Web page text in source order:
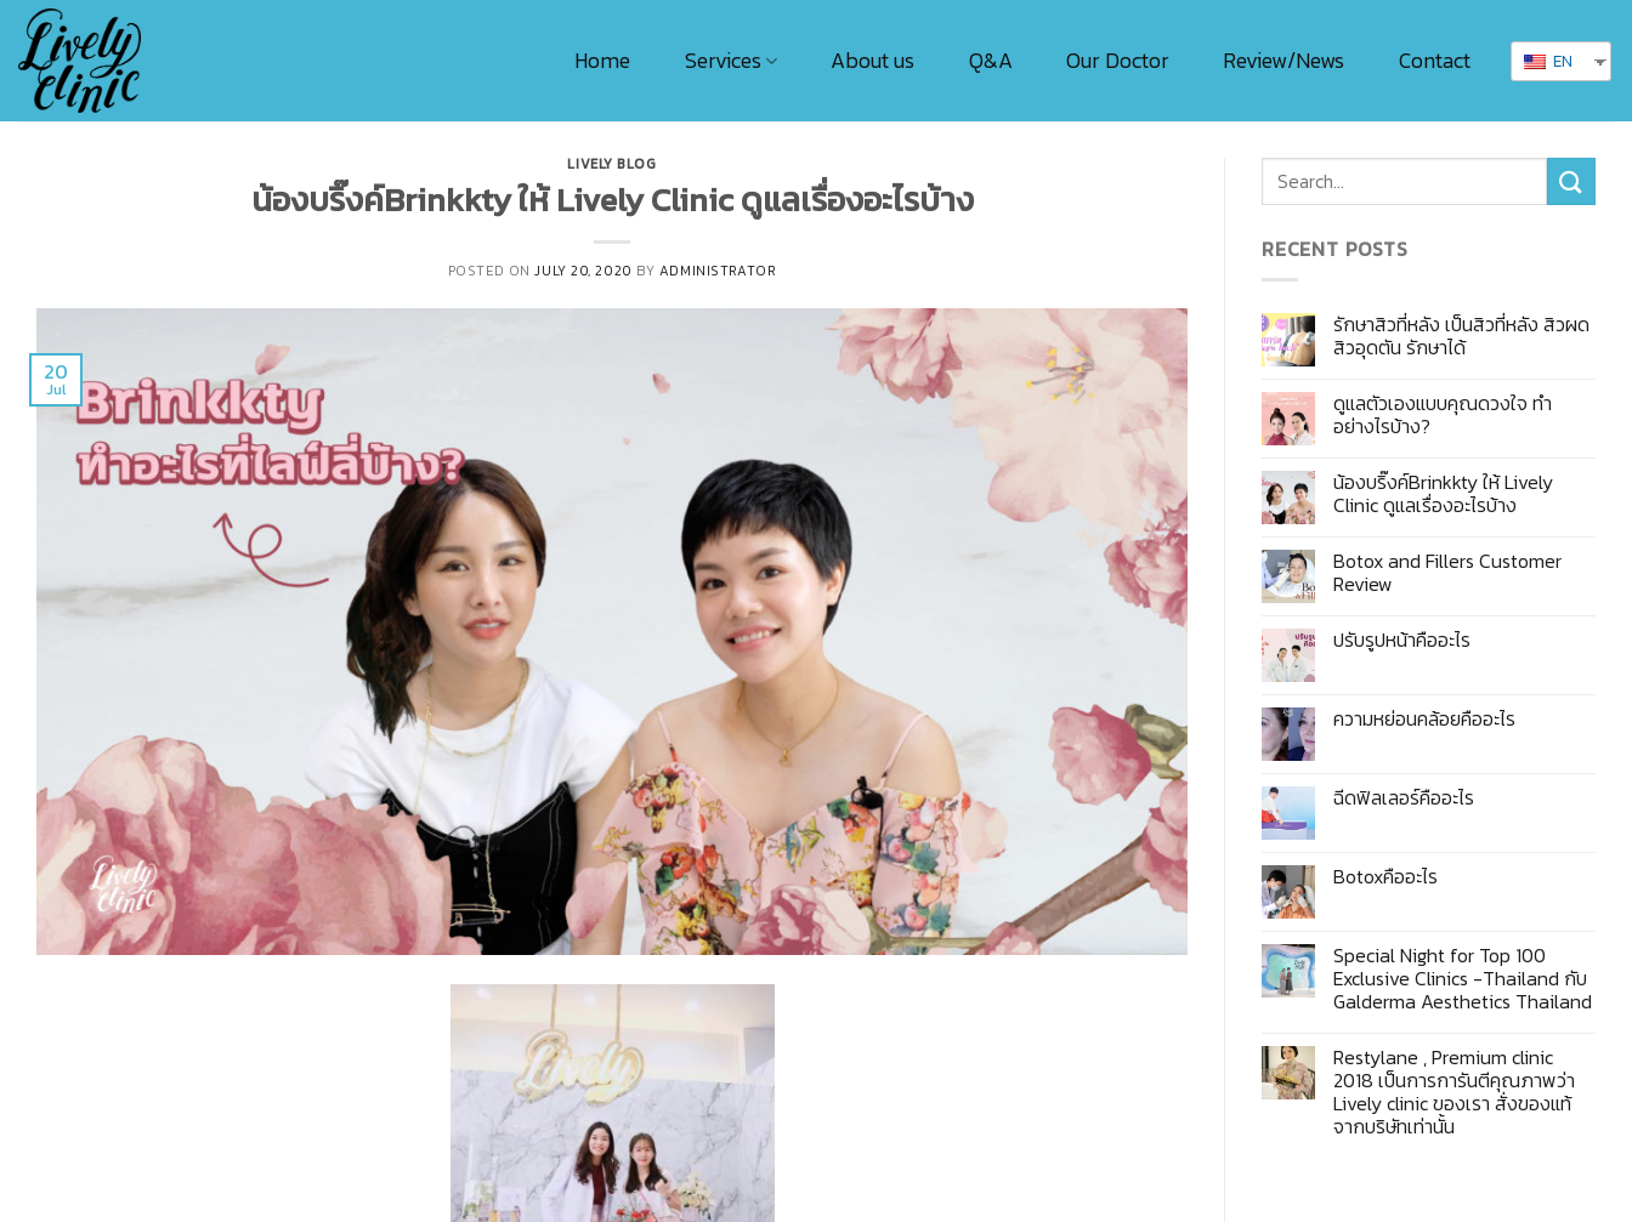
Skip
content
Home Services About us Q&A Our Doctor Review/News Contact EN
LIVELY BLOG
น้องบริ๊งค์Brinkkty ให้ Lively Clinic ดูแลเรื่องอะไรบ้าง
POSTED ONJULY 20, 2020 BY ADMINISTRATOR
20
Jul
RECENT POSTS
รักษาสิวที่หลัง เป็นสิวที่หลัง สิวผด
สิวอุดตัน รักษาได้
ดูแลตัวเองแบบคุณดวงใจ ทำ
อย่างไรบ้าง?
น้องบริ๊งค์Brinkkty ให้ Lively
Clinic ดูแลเรื่องอะไรบ้าง
Botox and Fillers Customer
Review
ปรับรูปหน้าคืออะไร
ความหย่อนคล้อยคืออะไร
ฉีดฟิลเลอร์คืออะไร
Botoxคืออะไร
Special Night for Top 100
Exclusive Clinics -Thailand กับ​
Galderma​ Aesthetics​ Thailand
Restylane , Premium clinic
2018 เป็นการการันตีคุณภาพว่า
Lively clinic ของเรา สั่งของแท้
จากบริษัทเท่านั้น